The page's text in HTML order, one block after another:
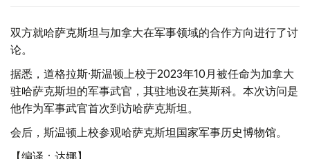
双方就哈萨克斯坦与加拿大在军事领域的合作方向进行了讨
论。
据悉，道格拉斯·斯温顿上校于2023年10月被任命为加拿大
驻哈萨克斯坦的军事武官，其驻地设在莫斯科。本次访问是
他作为军事武官首次到访哈萨克斯坦。
会后，斯温顿上校参观哈萨克斯坦国家军事历史博物馆。